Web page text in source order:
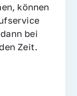
können
bei
Zeit.